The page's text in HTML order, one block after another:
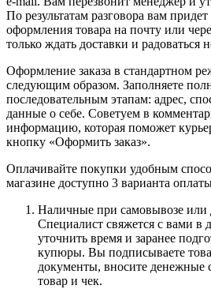
По результатам разговора вам
оформления товара на почту или
только ждать доставки и радоваться
Оформление заказа в стандартном
следующим образом. Заполняете
последовательным этапам: адрес,
данные о себе. Советуем в
информацию, которая поможет
кнопку «Оформить заказ».
Оплачивайте покупки удобным
магазине доступно 3 варианта
Наличные при самовывозе или
Специалист свяжется с вами в
уточнить время и заранее
купюры. Вы подписываете
документы, вносите денежные
товар и чек.